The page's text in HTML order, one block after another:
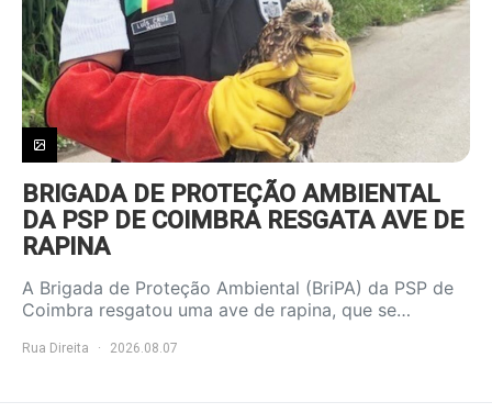
BRIGADA DE PROTEÇÃO AMBIENTAL
DA PSP DE COIMBRA RESGATA AVE DE
RAPINA
A Brigada de Proteção Ambiental (BriPA) da PSP de
Coimbra resgatou uma ave de rapina, que se…
Rua Direita 2026.08.07